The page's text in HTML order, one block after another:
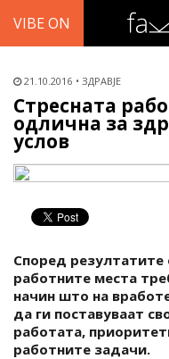
VIBE ON
21.10.2016 ЗДРАВЈЕ
Стресната
одлична за
услов
Според
работните места
начин што на
да ги поставуваат
работата,
работните задачи.